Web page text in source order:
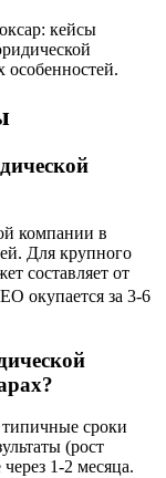
кейсы
компании в
Для крупного
составляет от
окупается за 3-6
сроки
(рост
1-2 месяца.